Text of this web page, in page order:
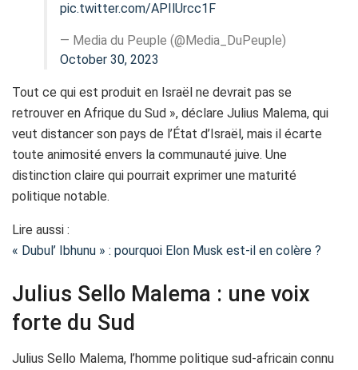
pic.twitter.com/APIlUrcc1F
— Media du Peuple (@Media_DuPeuple)
October 30, 2023
Tout ce qui est produit en Israël ne devrait pas se
retrouver en Afrique du Sud », déclare Julius Malema, qui
veut distancer son pays de l’État d’Israël, mais il écarte
toute animosité envers la communauté juive. Une
distinction claire qui pourrait exprimer une maturité
politique notable.
Lire aussi :
« Dubul’ Ibhunu » : pourquoi Elon Musk est-il en colère ?
Julius Sello Malema : une voix
forte du Sud
Julius Sello Malema, l’homme politique sud-africain connu